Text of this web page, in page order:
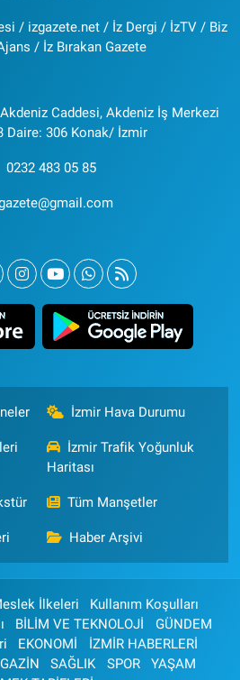
/ izgazete.net / İz Dergi / İzTV / Biz
/ İz Bırakan Gazete
Caddesi, Akdeniz İş Merkezi
Daire: 306 Konak/ İzmir
0232 483 05 85
İzmir Hava Durumu
İzmir Trafik Yoğunluk
Haritası
Tüm Manşetler
Haber Arşivi
İlkeleri
Kullanım Koşulları
BİLİM VE TEKNOLOJİ
GÜNDEM
EKONOMİ
İZMİR HABERLERİ
SAĞLIK SPOR
YAŞAM